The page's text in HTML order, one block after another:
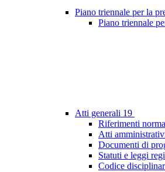
Piano triennale per la
Piano triennale
Atti generali 19
Riferimenti
Atti
Documenti di
Statuti e leggi
Codice